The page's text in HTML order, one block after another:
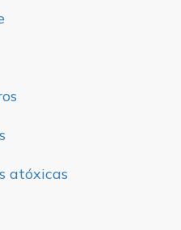
atóxicas